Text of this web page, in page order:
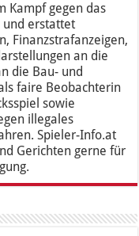
Kampf gegen das
und erstattet
Finanzstrafanzeigen,
an die
die Bau- und
faire Beobachterin
sowie
illegales
Spieler-Info.at
Gerichten gerne für